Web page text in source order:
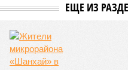
официальную систему
соответствующие
атрибутов на уровне
обнародованным